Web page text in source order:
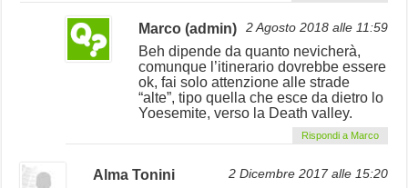
Marco (admin) 2 Agosto 2018 alle 11:59
Beh dipende da quanto nevicherà,
comunque l’itinerario dovrebbe essere
ok, fai solo attenzione alle strade
“alte”, tipo quella che esce da dietro lo
Yoesemite, verso la Death valley.
Rispondi a Marco
Alma Tonini 2 Dicembre 2017 alle 15:20